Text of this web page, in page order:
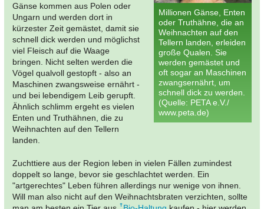
Millionen Gänse, Enten
oder Truthähne, die an
Weihnachten auf den
Tellern landen, erleiden
große Qualen. Sie
werden gemästet und
oft sogar an Maschinen
zwangsernährt, um
schnell dick zu werden.
(Quelle: PETA e.V./
www.peta.de)
Gänse kommen aus Polen oder
Ungarn und werden dort in
kürzester Zeit gemästet, damit sie
schnell dick werden und möglichst
viel Fleisch auf die Waage
bringen. Nicht selten werden die
Vögel qualvoll gestopft - also an
Maschinen zwangsweise ernährt -
und bei lebendigem Leib gerupft.
Ähnlich schlimm ergeht es vielen
Enten und Truthähnen, die zu
Weihnachten auf den Tellern
landen.
Zuchttiere aus der Region leben in vielen Fällen zumindest
doppelt so lange, bevor sie geschlachtet werden. Ein
"artgerechtes" Leben führen allerdings nur wenige von ihnen.
Will man also nicht auf den Weihnachtsbraten verzichten, sollte